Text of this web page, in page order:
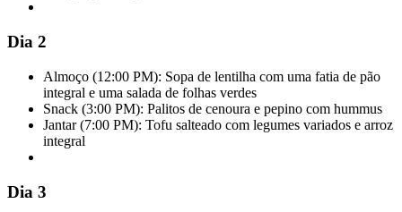
Dia 2
Almoço (12:00 PM): Sopa de lentilha com uma fatia de pão
integral e uma salada de folhas verdes
Snack (3:00 PM): Palitos de cenoura e pepino com hummus
Jantar (7:00 PM): Tofu salteado com legumes variados e arroz
integral
Dia 3